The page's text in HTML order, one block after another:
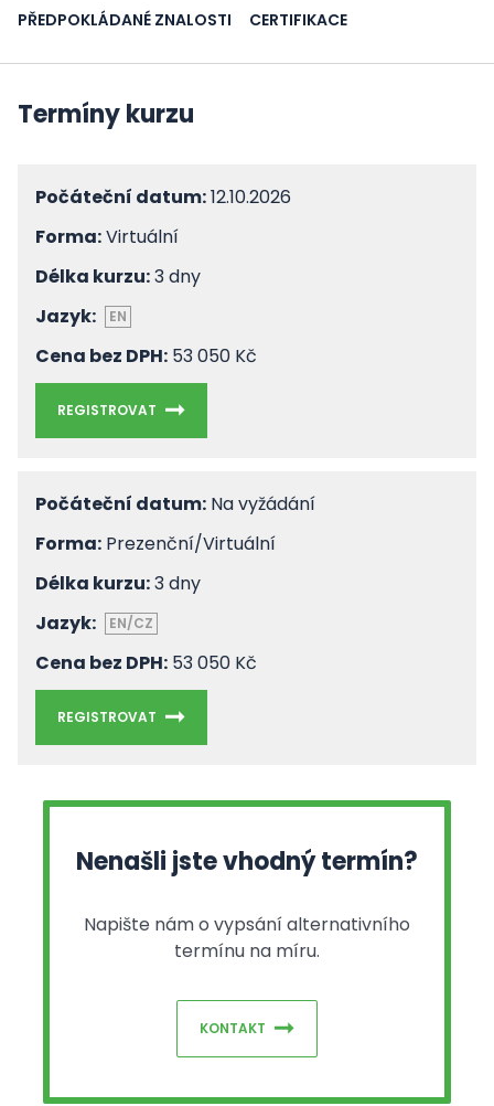
PŘEDPOKLÁDANÉ ZNALOSTI
CERTIFIKACE
Termíny kurzu
Počáteční datum:12.10.2026
Forma:Virtuální
Délka kurzu:3 dny
Jazyk:
EN
Cena bez DPH: 53 050 Kč
REGISTROVAT
Počáteční datum: Na vyžádání
Forma: Prezenční/Virtuální
Délka kurzu:3 dny
Jazyk:
EN/CZ
Cena bez DPH: 53 050 Kč
REGISTROVAT
Nenašli jste vhodný termín?
Napište nám o vypsání alternativního
termínu na míru.
KONTAKT